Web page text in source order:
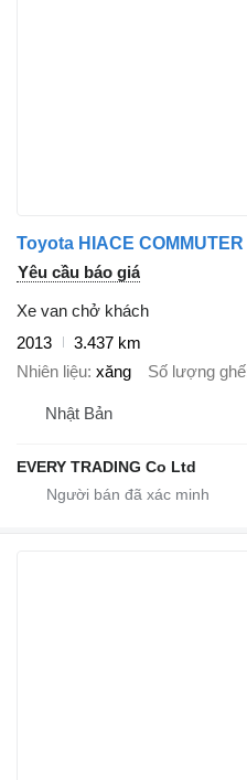
Toyota HIACE COMMUTER
Yêu cầu báo giá
Xe van chở khách
2013
3.437 km
Nhiên liệu xăng Số lượng ghế
Nhật Bản
EVERY TRADING Co Ltd